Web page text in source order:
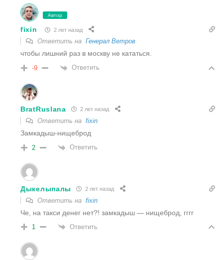
Автор
fixin 2 лет назад
Ответить на Генерал Ветров
чтобы лишний раз в москву не кататься.
-9 Ответить
BratRuslana 2 лет назад
Ответить на fixin
Замкадыш-нищеброд
2 Ответить
Дыкелыпалы 2 лет назад
Ответить на fixin
Че, на такси денег нет?! замкадыш — нищеброд, гггг
1 Ответить